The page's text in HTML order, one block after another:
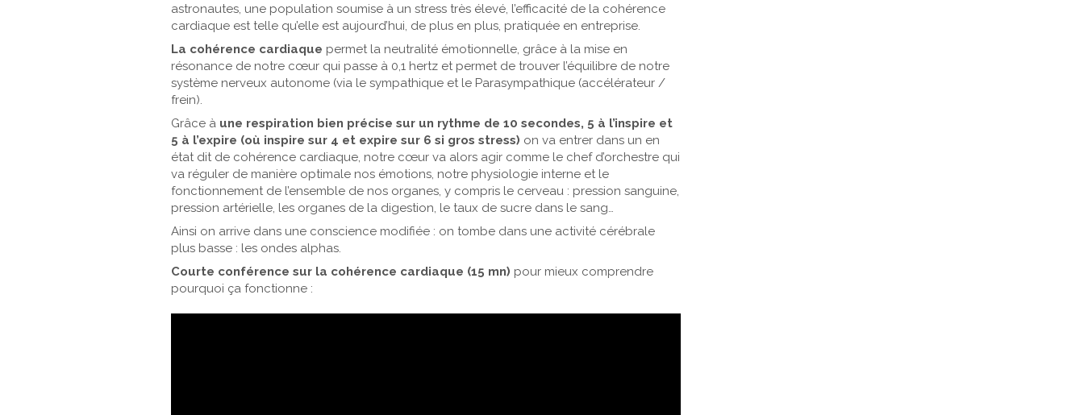
astronautes, une population soumise à un stress très élevé, l’efficacité de la cohérence
cardiaque est telle qu’elle est aujourd’hui, de plus en plus, pratiquée en entreprise.
La cohérence cardiaque permet la neutralité émotionnelle, grâce à la mise en
résonance de notre cœur qui passe à 0,1 hertz et permet de trouver l’équilibre de notre
système nerveux autonome (via le sympathique et le Parasympathique (accélérateur /
frein).
Grâce à une respiration bien précise sur un rythme de 10 secondes, 5 à l’inspire et
5 à l’expire (où inspire sur 4 et expire sur 6 si gros stress) on va entrer dans un en
état dit de cohérence cardiaque, notre cœur va alors agir comme le chef d’orchestre qui
va réguler de manière optimale nos émotions, notre physiologie interne et le
fonctionnement de l’ensemble de nos organes, y compris le cerveau : pression sanguine,
pression artérielle, les organes de la digestion, le taux de sucre dans le sang…
Ainsi on arrive dans une conscience modifiée : on tombe dans une activité cérébrale
plus basse : les ondes alphas.
Courte conférence sur la cohérence cardiaque (15 mn) pour mieux comprendre
pourquoi ça fonctionne :